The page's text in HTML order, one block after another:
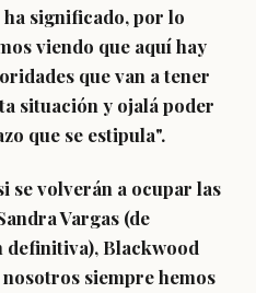
significado, por lo
viendo que aquí hay
que van a tener
situación y ojalá poder
que se estipula".
se volverán a ocupar las
Vargas (de
definitiva), Blackwood
siempre hemos